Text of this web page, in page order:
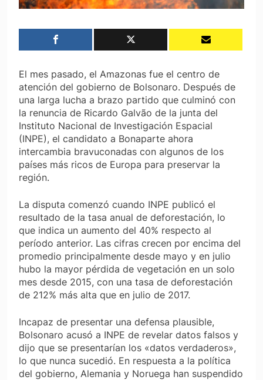
El mes pasado, el Amazonas fue el centro de
atención del gobierno de Bolsonaro. Después de
una larga lucha a brazo partido que culminó con
la renuncia de Ricardo Galvão de la junta del
Instituto Nacional de Investigación Espacial
(INPE), el candidato a Bonaparte ahora
intercambia bravuconadas con algunos de los
países más ricos de Europa para preservar la
región.
La disputa comenzó cuando INPE publicó el
resultado de la tasa anual de deforestación, lo
que indica un aumento del 40% respecto al
período anterior. Las cifras crecen por encima del
promedio principalmente desde mayo y en julio
hubo la mayor pérdida de vegetación en un solo
mes desde 2015, con una tasa de deforestación
de 212% más alta que en julio de 2017.
Incapaz de presentar una defensa plausible,
Bolsonaro acusó a INPE de revelar datos falsos y
dijo que se presentarían los «datos verdaderos»,
lo que nunca sucedió. En respuesta a la política
del gobierno, Alemania y Noruega han suspendido